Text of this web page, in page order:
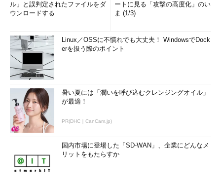
ル」と誤判定されたファイルをダ
ウンロードする
ートに見る「攻撃の高度化」のい
ま (1/3)
Linux／OSSに不慣れでも大丈夫！ WindowsでDock
erを扱う際のポイント
暑い夏には「潤いを呼び込むクレンジングオイル」
が最適！
PR(DHC｜CanCam.jp)
国内市場に登場した「SD-WAN」、企業にどんなメ
リットをもたらすか